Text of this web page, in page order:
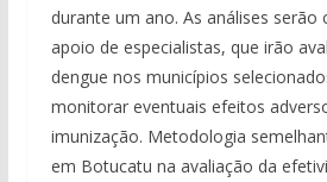
durante um ano. As análises serão
apoio de especialistas, que irão
dengue nos municípios
monitorar eventuais efeitos
imunização. Metodologia
em Botucatu na avaliação da